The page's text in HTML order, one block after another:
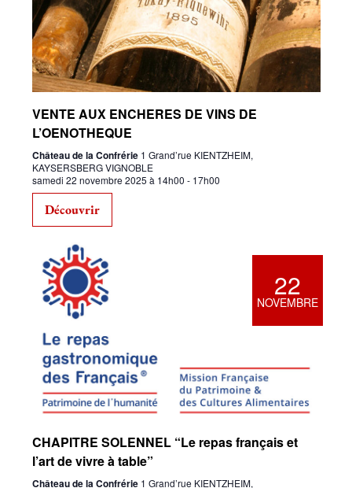
samedi 22 novembre 2025 à 14h00 - 17h00
VENTE AUX ENCHERES DE VINS DE
L’OENOTHEQUE
Château de la Confrérie 1 Grand’rue KIENTZHEIM,
KAYSERSBERG VIGNOBLE
Découvrir
NOVEMBRE
22
CHAPITRE SOLENNEL “Le repas français et
l’art de vivre à table”
Château de la Confrérie 1 Grand’rue KIENTZHEIM,